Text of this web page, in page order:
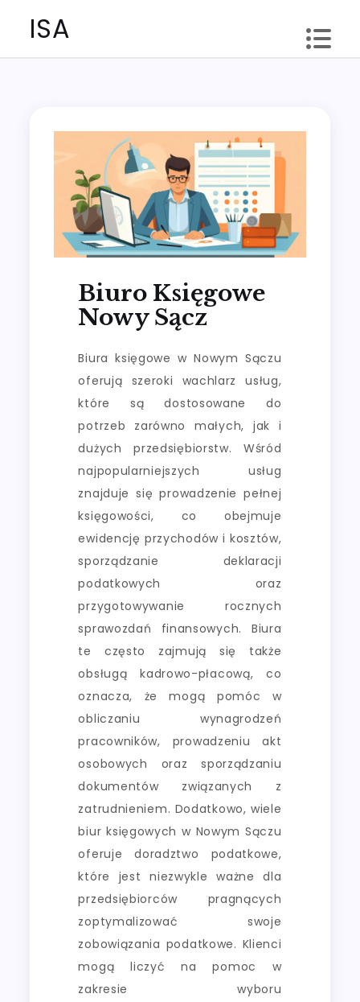
ISA
Biuro Księgowe
Nowy Sącz
Biura księgowe w Nowym Sączu
oferują szeroki wachlarz usług,
które są dostosowane do
potrzeb zarówno małych, jak i
dużych przedsiębiorstw. Wśród
najpopularniejszych usług
znajduje się prowadzenie pełnej
księgowości, co obejmuje
ewidencję przychodów i kosztów,
sporządzanie deklaracji
podatkowych oraz
przygotowywanie rocznych
sprawozdań finansowych. Biura
te często zajmują się także
obsługą kadrowo-płacową, co
oznacza, że mogą pomóc w
obliczaniu wynagrodzeń
pracowników, prowadzeniu akt
osobowych oraz sporządzaniu
dokumentów związanych z
zatrudnieniem. Dodatkowo, wiele
biur księgowych w Nowym Sączu
oferuje doradztwo podatkowe,
które jest niezwykle ważne dla
przedsiębiorców pragnących
zoptymalizować swoje
zobowiązania podatkowe. Klienci
mogą liczyć na pomoc w
zakresie wyboru